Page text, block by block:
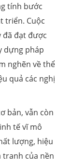
tính bước
triển. Cuộc
đã đạt được
dựng pháp
nghẽn về thể
quả các nghị
bản, vẫn còn
tế vĩ mô
lượng, hiệu
tranh của nền